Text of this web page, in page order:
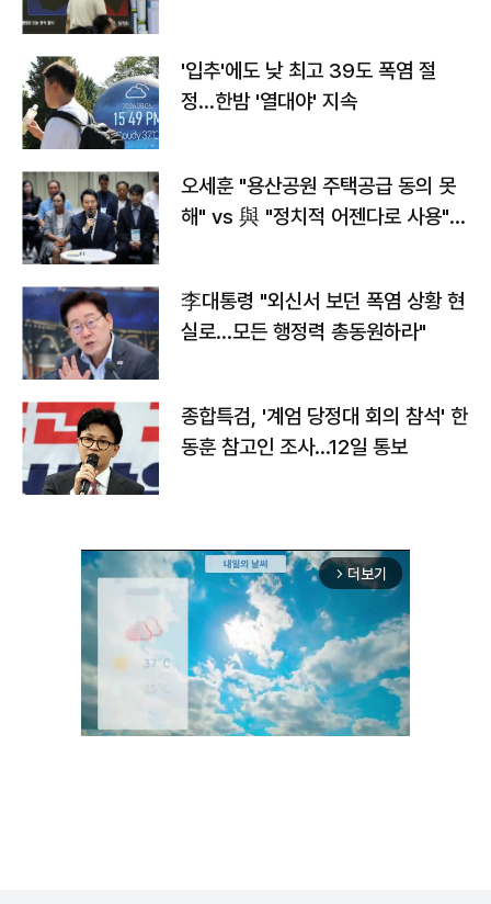
'입추'에도 낮 최고 39도 폭염 절
정…한밤 '열대야' 지속
오세훈 "용산공원 주택공급 동의 못
해" vs 與 "정치적 어젠다로 사용"
李대통령 "외신서 보던 폭염 상황 현
실로…모든 행정력 총동원하라"
종합특검, '계엄 당정대 회의 참석' 한
동훈 참고인 조사...12일 통보
arrow_forward_ios 더보기